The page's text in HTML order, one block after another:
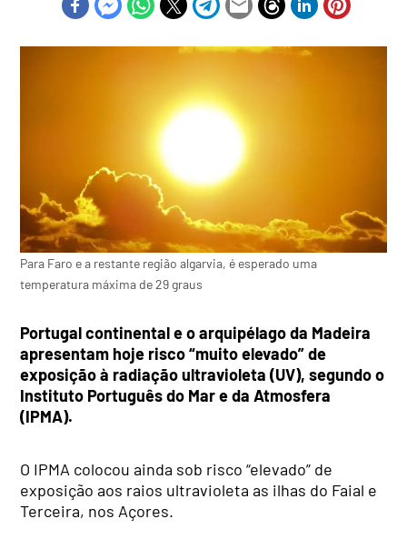
Para Faro e a restante região algarvia, é esperado uma
temperatura máxima de 29 graus
Portugal continental e o arquipélago da Madeira
apresentam hoje risco “muito elevado” de
exposição à radiação ultravioleta (UV), segundo o
Instituto Português do Mar e da Atmosfera
(IPMA).
O IPMA colocou ainda sob risco “elevado” de
exposição aos raios ultravioleta as ilhas do Faial e
Terceira, nos Açores.